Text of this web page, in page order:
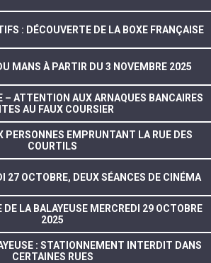
: DÉCOUVERTE DE LA BOXE FRANÇAISE
MANS À PARTIR DU 3 NOVEMBRE 2025
– ATTENTION AUX ARNAQUES BANCAIRES
AU FAUX COURSIER
PERSONNES EMPRUNTANT LA RUE DES
COURTILS
27 OCTOBRE, DEUX SÉANCES DE CINÉMA
DE LA BALAYEUSE MERCREDI 29 OCTOBRE
2025
: STATIONNEMENT INTERDIT DANS
CERTAINES RUES